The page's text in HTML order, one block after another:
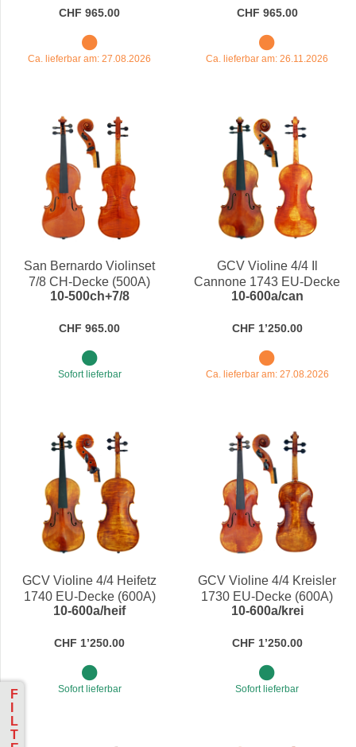
F
L
T
CHF 965.00
Ca. lieferbar am: 27.08.2026
CHF 965.00
Ca. lieferbar am: 26.11.2026
San Bernardo Violinset
7/8 CH-Decke (500A)
10-500ch+7/8
CHF 965.00
Sofort lieferbar
GCV Violine 4/4 Il
Cannone 1743 EU-Decke
(600A)
10-600a/can
CHF 1’250.00
Ca. lieferbar am: 27.08.2026
GCV Violine 4/4 Heifetz
1740 EU-Decke (600A)
10-600a/heif
CHF 1’250.00
Sofort lieferbar
GCV Violine 4/4 Kreisler
1730 EU-Decke (600A)
10-600a/krei
CHF 1’250.00
Sofort lieferbar